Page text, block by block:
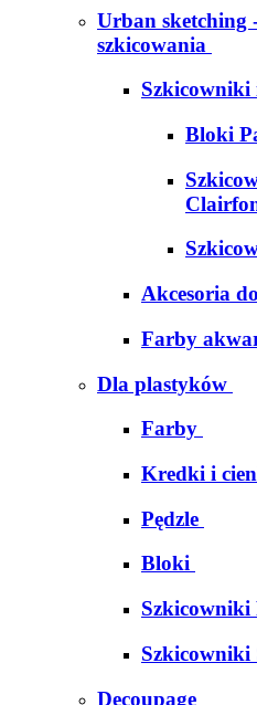
Urban sketching
szkicowania
Bloki
Akcesoria
Farby
Dla plastyków
Farby
Kredki i
Pędzle
Bloki
Szkicowniki
Decoupage